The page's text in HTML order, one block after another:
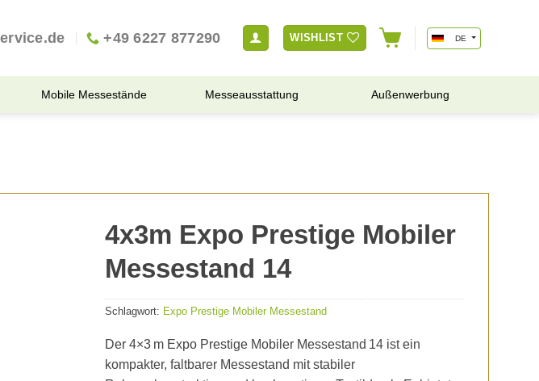
+49 6227 877290 WISHLIST DE
Mobile Messestände Messeausstattung Außenwerbung
4x3m Expo Prestige Mobiler
Messestand 14
Schlagwort: Expo Prestige Mobiler Messestand
Der 4×3 m Expo Prestige Mobiler Messestand 14 ist ein
kompakter, faltbarer Messestand mit stabiler